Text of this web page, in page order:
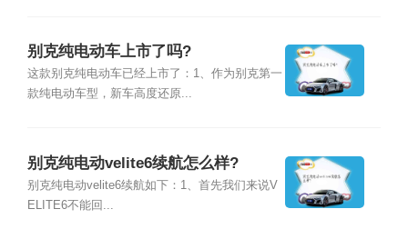
别克纯电动车上市了吗?
这款别克纯电动车已经上市了：1、作为别克第一
款纯电动车型，新车高度还原...
别克纯电动velite6续航怎么样?
别克纯电动velite6续航如下：1、首先我们来说V
ELITE6不能回...